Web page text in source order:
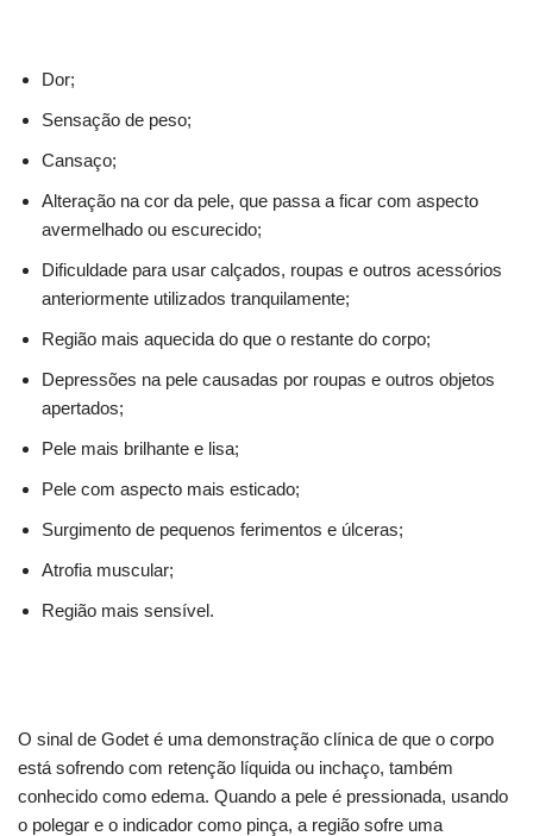
Dor;
Sensação de peso;
Cansaço;
Alteração na cor da pele, que passa a ficar com aspecto
avermelhado ou escurecido;
Dificuldade para usar calçados, roupas e outros acessórios
anteriormente utilizados tranquilamente;
Região mais aquecida do que o restante do corpo;
Depressões na pele causadas por roupas e outros objetos
apertados;
Pele mais brilhante e lisa;
Pele com aspecto mais esticado;
Surgimento de pequenos ferimentos e úlceras;
Atrofia muscular;
Região mais sensível.
O sinal de Godet é uma demonstração clínica de que o corpo
está sofrendo com retenção líquida ou inchaço, também
conhecido como edema. Quando a pele é pressionada, usando
o polegar e o indicador como pinça, a região sofre uma